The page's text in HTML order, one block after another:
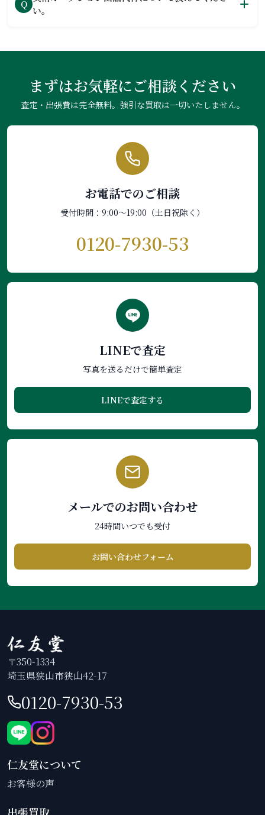
Q い。
まずはお気軽にご相談ください
査定・出張費は完全無料。強引な買取は一切いたしません。
お電話でのご相談
受付時間：9:00〜19:00（土日祝除く）
0120-7930-53
LINEで査定
写真を送るだけで簡単査定
LINEで査定する
メールでのお問い合わせ
24時間いつでも受付
お問い合わせフォーム
〒350-1334
埼玉県狭山市狭山42-17
0120-7930-53
仁友堂について
お客様の声